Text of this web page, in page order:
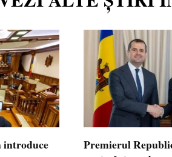
introduce
Premierul